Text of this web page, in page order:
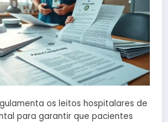
os leitos hospitalares de
para garantir que pacientes